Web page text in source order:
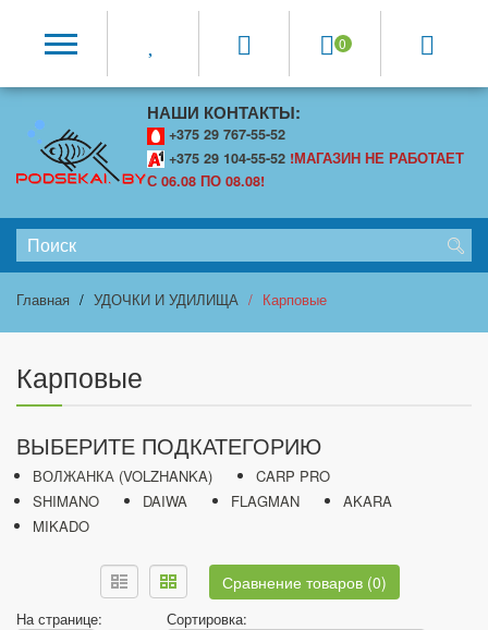
0
НАШИ КОНТАКТЫ:
+375 29 767-55-52
+375 29 104-55-52 !МАГАЗИН НЕ РАБОТАЕТ
С 06.08 ПО 08.08!
Главная УДОЧКИ И УДИЛИЩА Карповые
Карповые
ВЫБЕРИТЕ ПОДКАТЕГОРИЮ
ВОЛЖАНКА (VOLZHANKA)
CARP PRO
SHIMANO
DAIWA FLAGMAN
AKARA
MIKADO
Сравнение товаров (0)
На странице: Сортировка: